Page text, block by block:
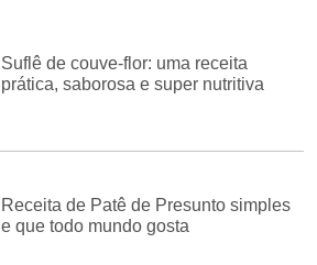
Suflê de couve-flor: uma receita
prática, saborosa e super nutritiva
Receita de Patê de Presunto simples
e que todo mundo gosta